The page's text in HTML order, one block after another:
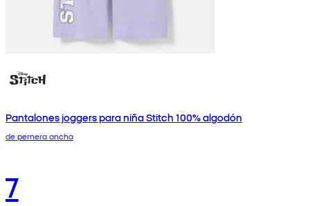
Pantalones joggers para niña Stitch 100% algodón
de pernera ancha
7